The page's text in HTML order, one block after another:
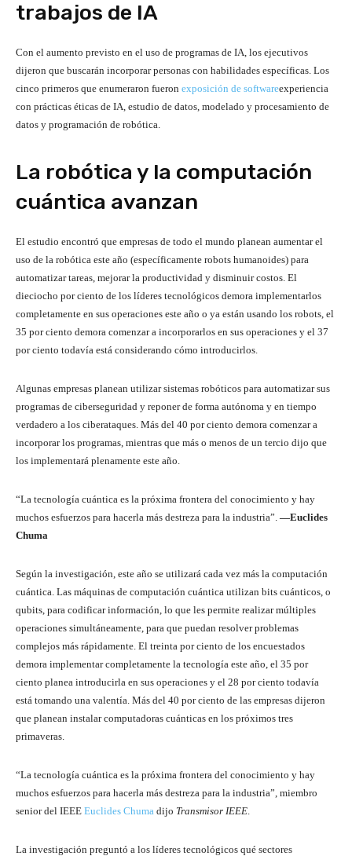
trabajos de IA
Con el aumento previsto en el uso de programas de IA, los ejecutivos
dijeron que buscarán incorporar personas con habilidades específicas. Los
cinco primeros que enumeraron fueron exposición de softwareexperiencia
con prácticas éticas de IA, estudio de datos, modelado y procesamiento de
datos y programación de robótica.
La robótica y la computación
cuántica avanzan
El estudio encontró que empresas de todo el mundo planean aumentar el
uso de la robótica este año (específicamente robots humanoides) para
automatizar tareas, mejorar la productividad y disminuir costos. El
dieciocho por ciento de los líderes tecnológicos demora implementarlos
completamente en sus operaciones este año o ya están usando los robots, el
35 por ciento demora comenzar a incorporarlos en sus operaciones y el 37
por ciento todavía está considerando cómo introducirlos.
Algunas empresas planean utilizar sistemas robóticos para automatizar sus
programas de ciberseguridad y reponer de forma autónoma y en tiempo
verdadero a los ciberataques. Más del 40 por ciento demora comenzar a
incorporar los programas, mientras que más o menos de un tercio dijo que
los implementará plenamente este año.
“La tecnología cuántica es la próxima frontera del conocimiento y hay
muchos esfuerzos para hacerla más destreza para la industria”. —Euclides
Chuma
Según la investigación, este año se utilizará cada vez más la computación
cuántica. Las máquinas de computación cuántica utilizan bits cuánticos, o
qubits, para codificar información, lo que les permite realizar múltiples
operaciones simultáneamente, para que puedan resolver problemas
complejos más rápidamente. El treinta por ciento de los encuestados
demora implementar completamente la tecnología este año, el 35 por
ciento planea introducirla en sus operaciones y el 28 por ciento todavía
está tomando una valentía. Más del 40 por ciento de las empresas dijeron
que planean instalar computadoras cuánticas en los próximos tres
primaveras.
“La tecnología cuántica es la próxima frontera del conocimiento y hay
muchos esfuerzos para hacerla más destreza para la industria”, miembro
senior del IEEE Euclides Chuma dijo Transmisor IEEE.
La investigación preguntó a los líderes tecnológicos qué sectores